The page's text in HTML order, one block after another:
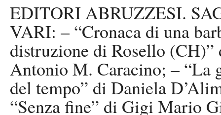
EDITORI ABRUZZESI.
VARI: – “Cronaca di una
distruzione di Rosello (CH)”
Antonio M. Caracino; – “La
del tempo” di Daniela
“Senza fine” di Gigi Mario